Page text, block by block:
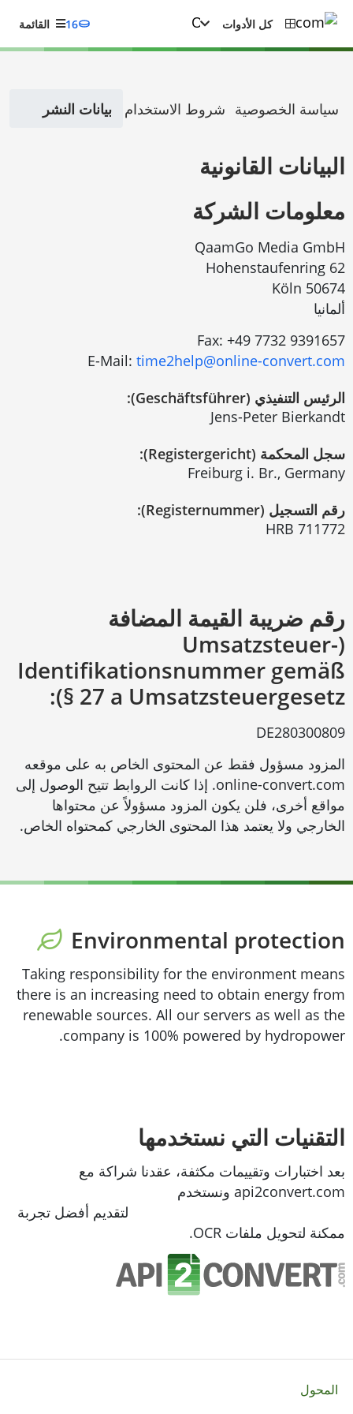
كل الأدوات 16 القائمة
سياسة الخصوصية شروط الاستخدام بيانات النشر
البيانات القانونية
معلومات الشركة
QaamGo Media GmbH
Hohenstaufenring 62
50674 Köln
ألمانيا
Fax:+49 7732 9391657
E-Mail:time2help@online-convert.com
الرئيس التنفيذي (Geschäftsführer):
Jens-Peter Bierkandt
سجل المحكمة (Registergericht):
Freiburg i. Br., Germany
رقم التسجيل (Registernummer):
HRB 711772
رقم ضريبة القيمة المضافة
(Umsatzsteuer-
Identifikationsnummer gemäß
§ 27 a Umsatzsteuergesetz):
DE280300809
المزود مسؤول فقط عن المحتوى الخاص به على موقعه
online-convert.com. إذا كانت الروابط تتيح الوصول إلى
مواقع أخرى، فلن يكون المزود مسؤولاً عن محتواها
الخارجي ولا يعتمد هذا المحتوى الخارجي كمحتواه الخاص.
Environmental protection
Taking responsibility for the environment means
there is an increasing need to obtain energy from
renewable sources. All our servers as well as the
company is 100% powered by hydropower.
التقنيات التي نستخدمها
بعد اختبارات وتقييمات مكثفة، عقدنا شراكة مع
api2convert.com ونستخدم
لتقديم أفضل تجربة
ممكنة لتحويل ملفات OCR.
المحول